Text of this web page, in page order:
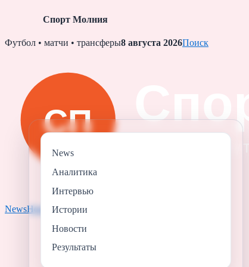
Спорт Молния
Skip
Футбол • матчи • трансферы8 августа 2026Поиск
NewsНовостиРезультаты
News
Аналитика
Интервью
Истории
Новости
Результаты